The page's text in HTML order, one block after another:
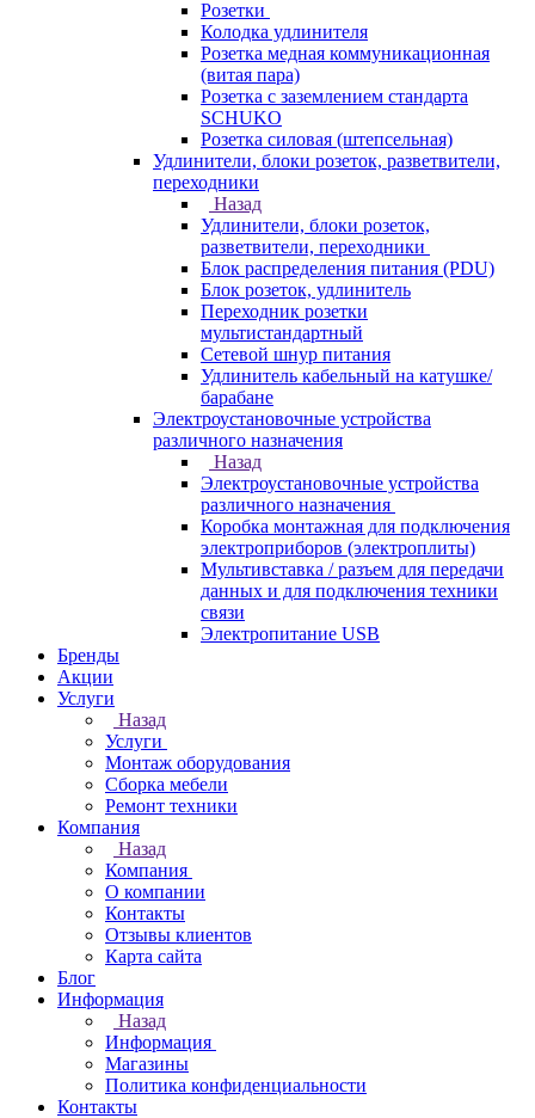
Розетки
Колодка удлинителя
Розетка медная коммуникационная
(витая пара)
Розетка с заземлением стандарта
SCHUKO
Розетка силовая (штепсельная)
Удлинители, блоки розеток, разветвители,
переходники
Назад
Удлинители, блоки розеток,
разветвители, переходники
Блок распределения питания (PDU)
Блок розеток, удлинитель
Переходник розетки
мультистандартный
Сетевой шнур питания
Удлинитель кабельный на катушке/
барабане
Электроустановочные устройства
различного назначения
Назад
Электроустановочные устройства
различного назначения
Коробка монтажная для подключения
электроприборов (электроплиты)
Мультивставка / разъем для передачи
данных и для подключения техники
связи
Электропитание USB
Бренды
Акции
Услуги
Назад
Услуги
Монтаж оборудования
Сборка мебели
Ремонт техники
Компания
Назад
Компания
О компании
Контакты
Отзывы клиентов
Карта сайта
Блог
Информация
Назад
Информация
Магазины
Политика конфиденциальности
Контакты